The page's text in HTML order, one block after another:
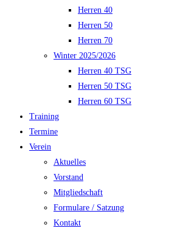
Herren 40
Herren 50
Herren 70
Winter 2025/2026
Herren 40 TSG
Herren 50 TSG
Herren 60 TSG
Training
Termine
Verein
Aktuelles
Vorstand
Mitgliedschaft
Formulare / Satzung
Kontakt